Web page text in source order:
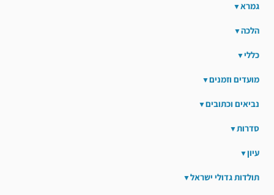
גמרא
הלכה
כללי
מועדים וזמנים
נביאים וכתובים
סדרות
עיון
תולדות גדולי ישראל